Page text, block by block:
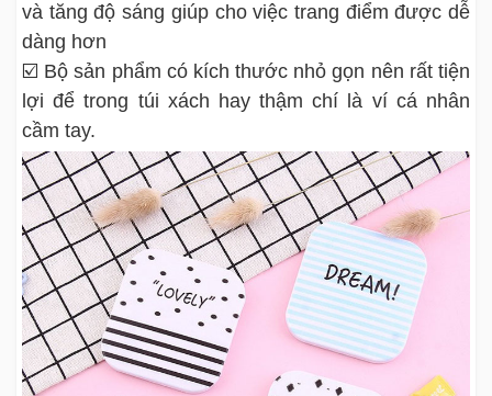
và tăng độ sáng giúp cho việc trang điểm được dễ
dàng hơn
☑️ Bộ sản phẩm có kích thước nhỏ gọn nên rất tiện
lợi để trong túi xách hay thậm chí là ví cá nhân
cầm tay.